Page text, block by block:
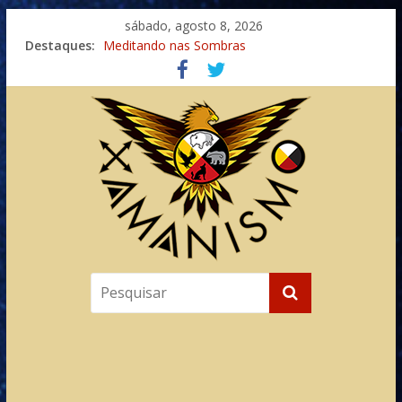
sábado, agosto 8, 2026
Destaques: Meditando nas Sombras
Autosuficiência: A Jornada do Espírito Ancestral
Xamanismo Universal
Totens – Caminho Espiritual – Crescimento
Imaginação na Cura